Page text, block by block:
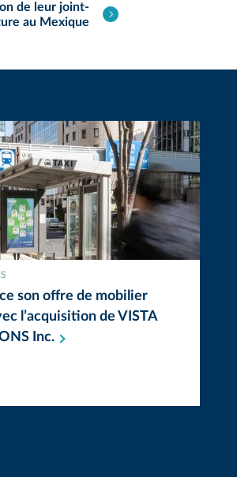
de leur joint-
au Mexique
son offre de mobilier
l’acquisition de VISTA
Inc.